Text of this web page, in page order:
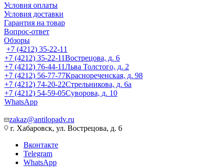
Условия оплаты
Условия доставки
Гарантия на товар
Вопрос-ответ
Обзоры
+7 (4212) 35-22-11
+7 (4212) 35-22-11Вострецова, д. 6
+7 (4212) 76-44-11Льва Толстого, д. 2
+7 (4212) 56-77-77Краснореченская, д. 98
+7 (4212) 74-20-22Стрельникова, д. 6а
+7 (4212) 54-59-05Суворова, д. 10
WhatsApp
zakaz@antilopadv.ru
г. Хабаровск, ул. Вострецова, д. 6
Вконтакте
Telegram
WhatsApp